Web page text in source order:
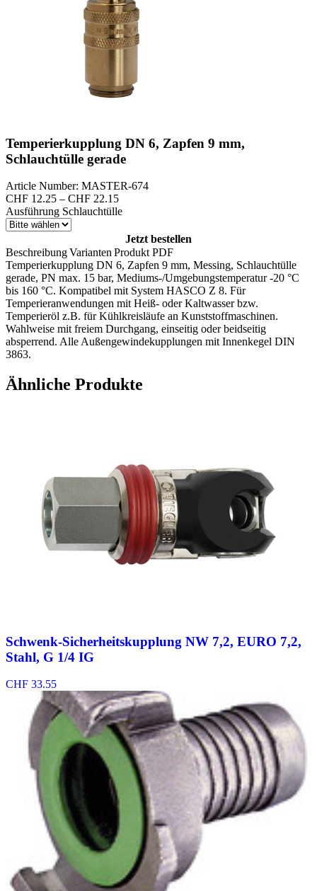
Temperierkupplung DN 6, Zapfen 9 mm,
Schlauchtülle gerade
Article Number: MASTER-674
CHF 12.25 – CHF 22.15Preisspanne:
CHF 12.25
CHF 22.15
Ausführung Schlauchtülle
Jetzt bestellen
BeschreibungVarianten Produkt PDF
Temperierkupplung DN 6, Zapfen 9 mm, Messing, Schlauchtülle
gerade, PN max. 15 bar, Mediums-/Umgebungstemperatur -20 °C
bis 160 °C. Kompatibel mit System HASCO Z 8. Für
Temperieranwendungen mit Heiß- oder Kaltwasser bzw.
Temperieröl z.B. für Kühlkreisläufe an Kunststoffmaschinen.
Wahlweise mit freiem Durchgang, einseitig oder beidseitig
absperrend. Alle Außengewindekupplungen mit Innenkegel DIN
3863.
Ähnliche Produkte
Schwenk-Sicherheitskupplung NW 7,2, EURO 7,2,
Stahl, G 1/4 IG
CHF 33.55